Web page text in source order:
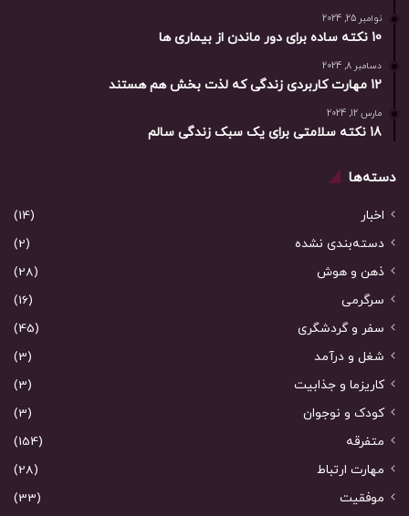
نوامبر 25, 2024
10 نکته ساده برای دور ماندن از بیماری ها
دسامبر 8, 2024
12 مهارت کاربردی زندگی که لذت بخش هم هستند
مارس 12, 2024
18 نکته سلامتی برای یک سبک زندگی سالم
دسته‌ها
اخبار
(14)
دسته‌بندی نشده
(2)
ذهن و هوش
(28)
سرگرمی
(16)
سفر و گردشگری
(45)
شغل و درآمد
(3)
کاریزما و جذابیت
(3)
کودک و نوجوان
(3)
متفرقه
(154)
مهارت ارتباط
(28)
موفقیت
(33)